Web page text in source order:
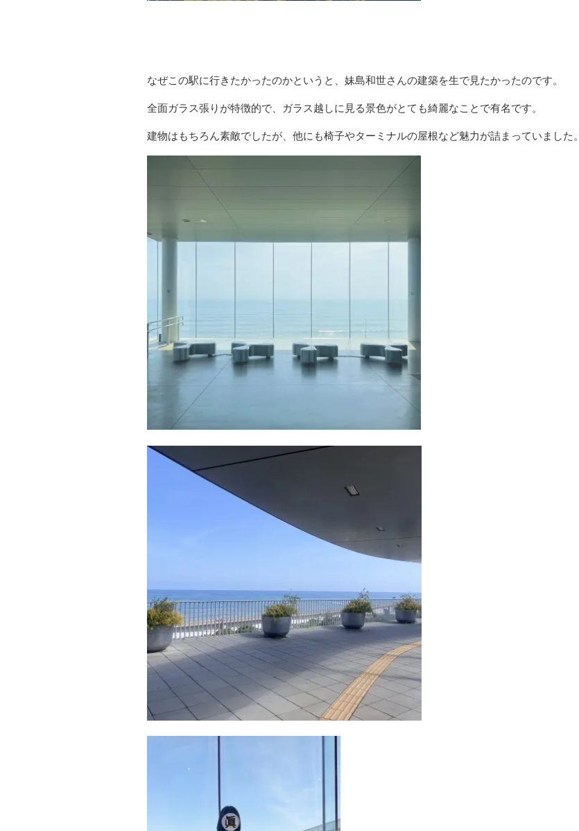
なぜこの駅に行きたかったのかというと、妹島和世さんの建築を生で見たかったのです。
全面ガラス張りが特徴的で、ガラス越しに見る景色がとても綺麗なことで有名です。
建物はもちろん素敵でしたが、他にも椅子やターミナルの屋根など魅力が詰まっていました。